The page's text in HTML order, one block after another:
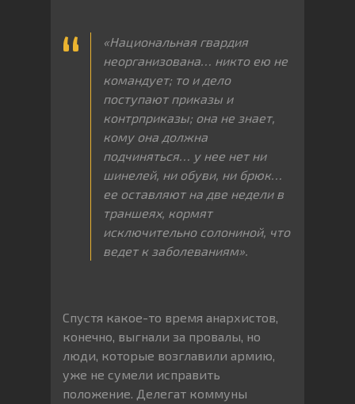
«Национальная гвардия
неорганизована… никто ею не
командует; то и дело
поступают приказы и
контрприказы; она не знает,
кому она должна
подчиняться… у нее нет ни
шинелей, ни обуви, ни брюк…
ее оставляют на две недели в
траншеях, кормят
исключительно солониной, что
ведет к заболеваниям».
Спустя какое-то время анархистов,
конечно, выгнали за провалы, но
люди, которые возглавили армию,
уже не сумели исправить
положение. Делегат коммуны